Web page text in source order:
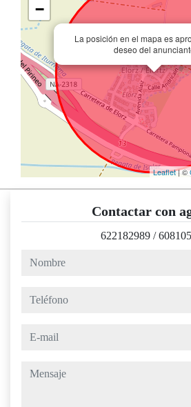
La posición en el mapa es
deseo del
−
Leaflet| ©
Contactar con
622182989 /
nombre
teléfono
e-mail
mensaje